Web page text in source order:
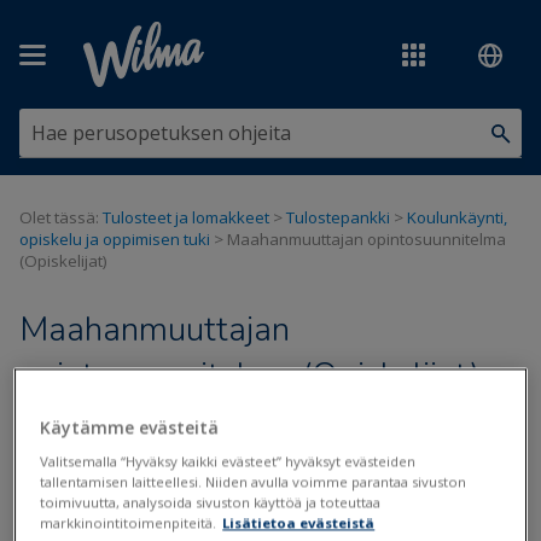
Olet tässä: Tulosteet ja lomakkeet >Tulostepankki > Koulunkäynti,
opiskelu ja oppimisen tuki > Maahanmuuttajan opintosuunnitelma
(Opiskelijat)
Maahanmuuttajan
opintosuunnitelma (Opiskelijat)
Tiedostot
Käytämme evästeitä
Valitsemalla “Hyväksy kaikki evästeet” hyväksyt evästeiden
tallentamisen laitteellesi. Niiden avulla voimme parantaa sivuston
toimivuutta, analysoida sivuston käyttöä ja toteuttaa
markkinointitoimenpiteitä. Lisätietoa evästeistä